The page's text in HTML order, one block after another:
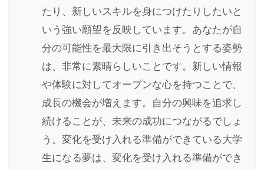
たり、新しいスキルを身につけたりしたいと
いう強い願望を反映しています。あなたが自
分の可能性を最大限に引き出そうとする姿勢
は、非常に素晴らしいことです。新しい情報
や体験に対してオープンな心を持つことで、
成長の機会が増えます。自分の興味を追求し
続けることが、未来の成功につながるでしょ
う。変化を受け入れる準備ができている大学
生になる夢は、変化を受け入れる準備ができ